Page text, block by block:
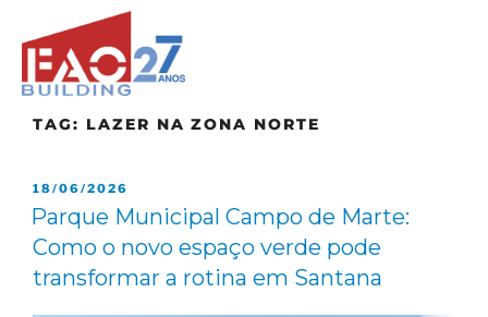
TAG: LAZER NA ZONA NORTE
18/06/2026
Parque Municipal Campo de Marte:
Como o novo espaço verde pode
transformar a rotina em Santana